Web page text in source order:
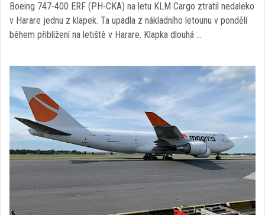
Boeing 747-400 ERF (PH-CKA) na letu KLM Cargo ztratil nedaleko
v Harare jednu z klapek. Ta upadla z nákladního letounu v pondělí
během přiblížení na letiště v Harare. Klapka dlouhá …